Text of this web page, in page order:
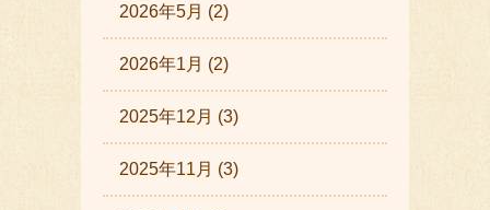
2026年5月 (2)
2026年1月 (2)
2025年12月 (3)
2025年11月 (3)